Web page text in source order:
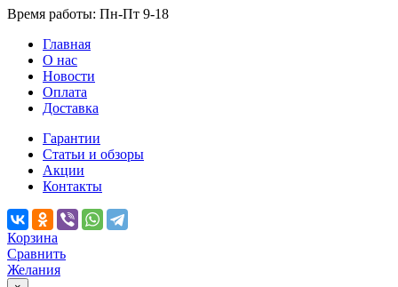
Время работы: Пн-Пт 9-18
Главная
О нас
Новости
Оплата
Доставка
Гарантии
Статьи и обзоры
Акции
Контакты
Корзина
Сравнить
Желания